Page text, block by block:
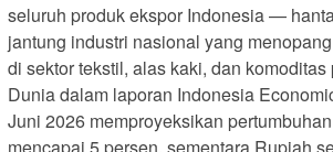
seluruh produk ekspor Indonesia —
jantung industri nasional yang
di sektor tekstil, alas kaki, dan
Dunia dalam laporan Indonesia
Juni 2026 memproyeksikan